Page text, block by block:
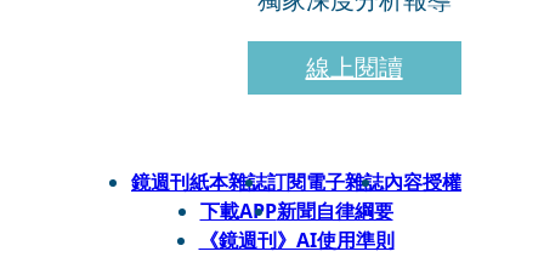
線上閱讀
鏡週刊紙本雜誌訂閱電子雜誌內容授權
下載APP新聞自律綱要
《鏡週刊》AI使用準則